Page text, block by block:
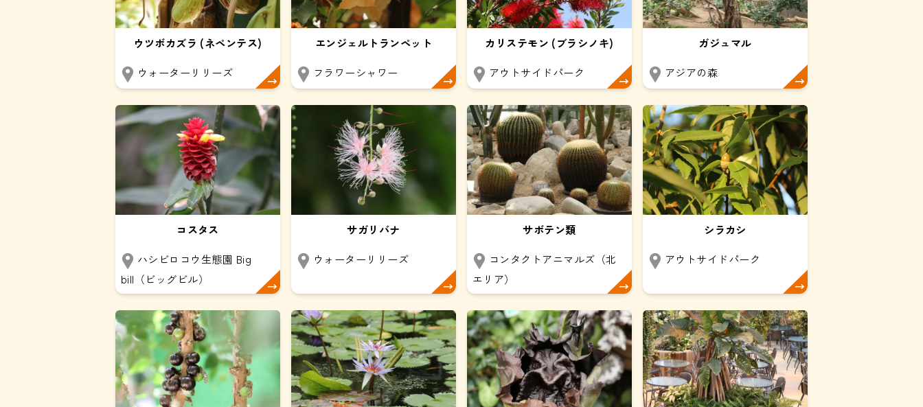
ウツボカズラ (ネペンテス)
ウォーターリリーズ
エンジェルトランペット
フラワーシャワー
カリステモン (ブラシノキ)
アウトサイドパーク
ガジュマル
アジアの森
コスタス
ハシビロコウ生態園 Big
bill（ビッグビル）
サガリバナ
ウォーターリリーズ
サボテン類
コンタクトアニマルズ（北
エリア）
シラカシ
アウトサイドパーク